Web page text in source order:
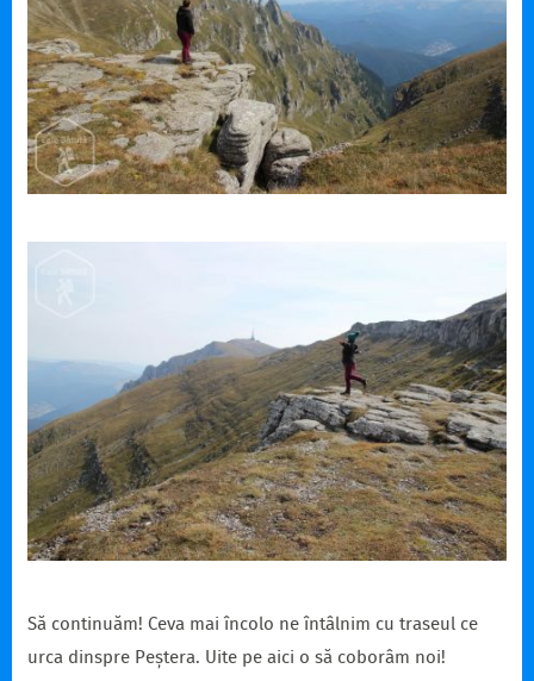
Să continuăm! Ceva mai încolo ne întâlnim cu traseul ce
urca dinspre Peștera. Uite pe aici o să coborâm noi!